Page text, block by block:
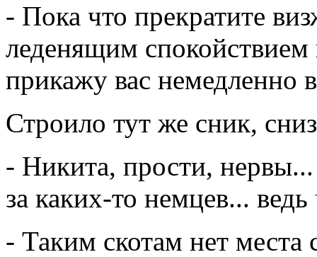
- Пока что прекратите
леденящим
прикажу вас немедленно
Строило тут же сник,
- Никита, прости, нервы...
за каких-то немцев...
- Таким скотам нет места